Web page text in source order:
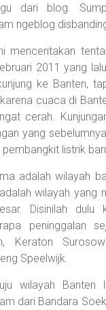
dari blog.
ngeblog
menceritakan
2011 yang
ke Banten,
cuaca di
cerah.
yang
listrik
adalah wilayah
wilayah yang
Disinilah dulu
peninggalan
Keraton
Speelwijk.
wilayah Banten
dari Bandara